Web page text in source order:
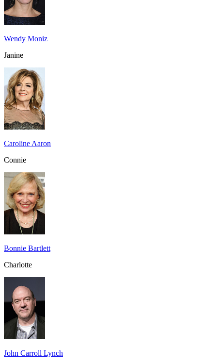
Wendy Moniz
Janine
Caroline Aaron
Connie
Bonnie Bartlett
Charlotte
John Carroll Lynch